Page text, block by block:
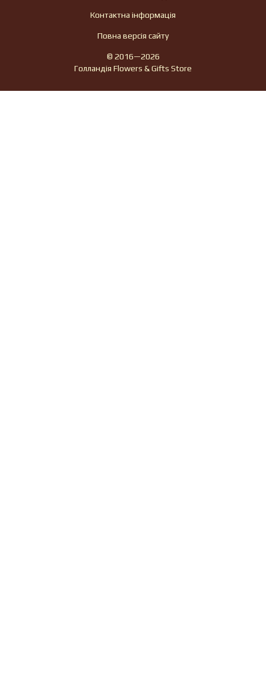
Контактна інформація
Повна версія сайту
© 2016—2026
Голландія Flowers & Gifts Store